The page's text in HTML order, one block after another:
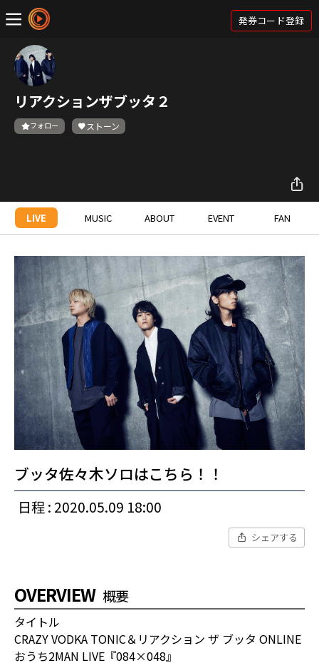
発券コード登録
リアクションザブッタ２
フォロー ストーン
LIVE MUSIC ABOUT EVENT FAN
ブッタ佐々木ソロはこちら！！
日程 : 2020.05.09 18:00
シェアする
OVERVIEW 概要
タイトル
CRAZY VODKA TONIC＆リアクション ザ ブッタ ONLINE
おうち2MAN LIVE『084×048』